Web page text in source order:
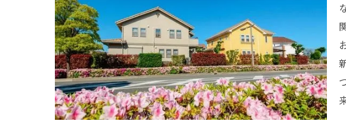
西宮市での
将来の資産
西宮市での不動
過去5年間の
不動産価格の
賢い物件購入